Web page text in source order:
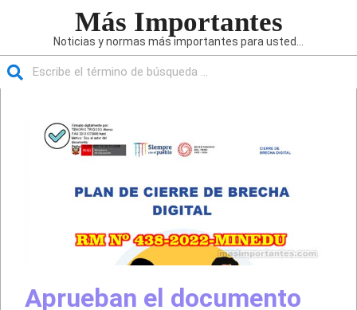
Más Importantes
Noticias y normas más importantes para usted...
navegación
Aprueban el documento